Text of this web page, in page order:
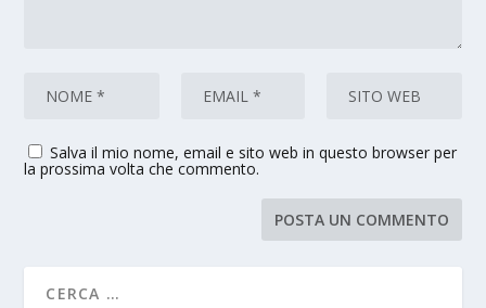
Salva il mio nome, email e sito web in questo browser per
la prossima volta che commento.